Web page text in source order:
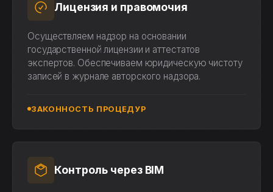
Лицензия и правомочия
Осуществляем надзор на основании
государственной лицензии и аттестатов
экспертов. Обеспечиваем юридическую чистоту
записей в журнале авторского надзора.
ЗАКОННОСТЬ ПРОЦЕДУР
Контроль через BIM